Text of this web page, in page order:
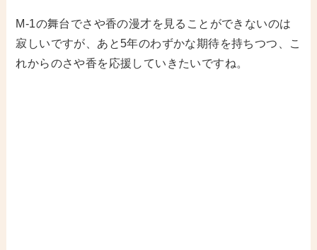
M-1の舞台でさや香の漫才を見ることができないのは
寂しいですが、あと5年のわずかな期待を持ちつつ、こ
れからのさや香を応援していきたいですね。